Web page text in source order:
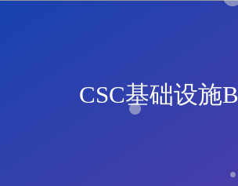
CSC基础设施